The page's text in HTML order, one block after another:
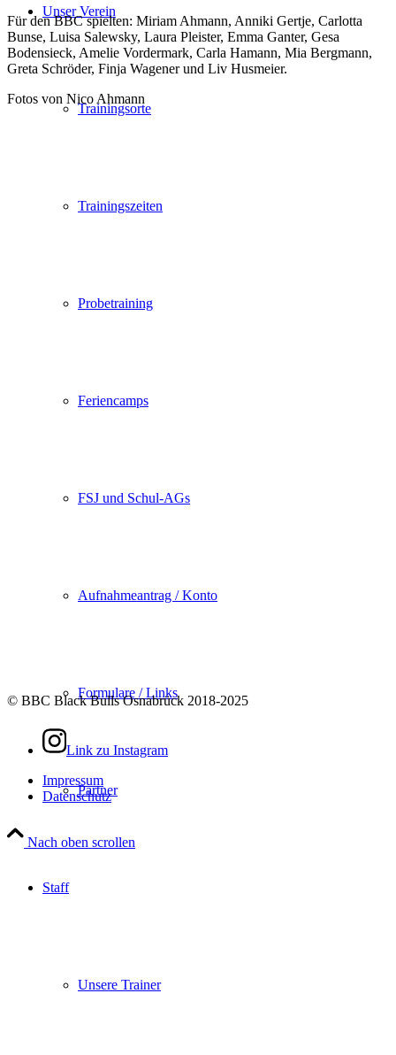
Unser Verein
Trainingsorte
Trainingszeiten
Probetraining
Feriencamps
FSJ und Schul-AGs
Aufnahmeantrag / Konto
Formulare / Links
Partner
Staff
Unsere Trainer
Für den BBC spielten: Miriam Ahmann, Anniki Gertje, Carlotta
Bunse, Luisa Salewsky, Laura Pleister, Emma Ganter, Gesa
Bodensieck, Amelie Vordermark, Carla Hamann, Mia Bergmann,
Greta Schröder, Finja Wagener und Liv Husmeier.
Fotos von Nico Ahmann
© BBC Black Bulls Osnabrück 2018-2025
Link zu Instagram
Impressum
Datenschutz
Nach oben scrollen